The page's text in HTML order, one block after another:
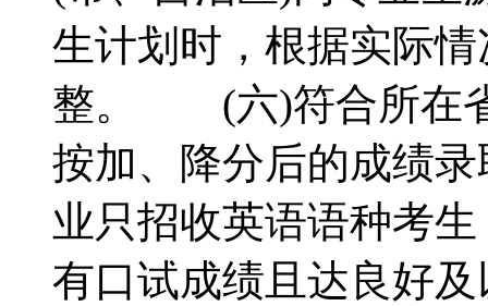
生计划时，根据实际
整。 (六)符合所在省
按加、降分后的成绩
业只招收英语语种考
有口试成绩且达良好